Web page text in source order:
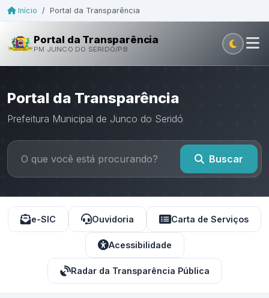
Início / Portal da Transparência
Portal da Transparência
PM JUNCO DO SERIDÓ/PB
Portal da Transparência
Prefeitura Municipal de Junco do Seridó
Buscar
e-SIC Ouvidoria Carta de Serviços
Acessibilidade
Radar da Transparência Pública